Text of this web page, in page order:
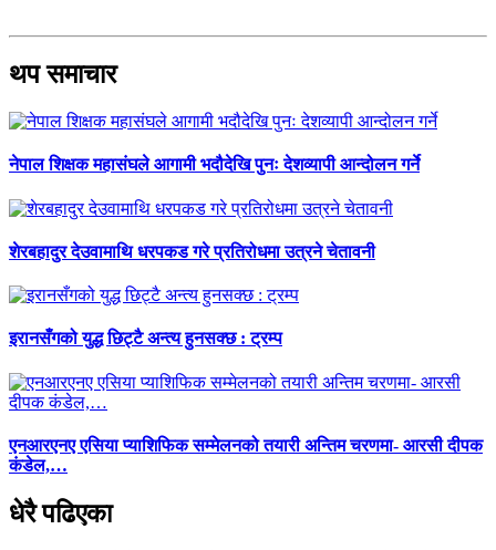
थप समाचार
नेपाल शिक्षक महासंघले आगामी भदौदेखि पुनः देशव्यापी आन्दोलन गर्ने
शेरबहादुर देउवामाथि धरपकड गरे प्रतिरोधमा उत्रने चेतावनी
इरानसँगको युद्ध छिट्टै अन्त्य हुनसक्छ : ट्रम्प
एनआरएनए एसिया प्याशिफिक सम्मेलनको तयारी अन्तिम चरणमा- आरसी दीपक
कंडेल,…
धेरै पढिएका